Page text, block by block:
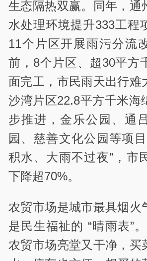
生态隔热双赢。同年，通
水处理环境提升333工程
11个片区开展雨污分流
前，8个片区、超30平方
面完工，市民雨天出行难
沙湾片区22.8平方千米海
步推进，金乐公园、通
园、慈善文化公园等项
积水、大雨不过夜”，市
下降超70%。
农贸市场是城市最具烟火
是民生福祉的 “晴雨表”
农贸市场亮堂又干净，买